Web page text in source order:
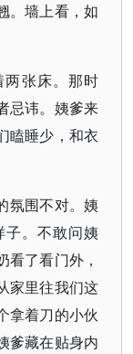
。墙上看，如
张床。那时
忌讳。姨爹来
瞌睡少，和衣
氛围不对。姨
。不敢问姨
了看门外，
家里往我们这
拿着刀的小伙
爹藏在贴身内